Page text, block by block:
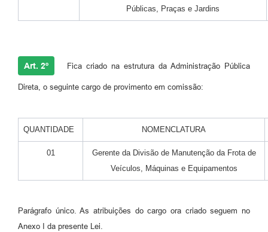
Públicas, Praças e Jardins
Art. 2º Fica criado na estrutura da Administração Pública
Direta, o seguinte cargo de provimento em comissão:
QUANTIDADE NOMENCLATURA
01
Gerente da Divisão de Manutenção da Frota de
Veículos, Máquinas e Equipamentos
Parágrafo único. As atribuições do cargo ora criado seguem no
Anexo I da presente Lei.